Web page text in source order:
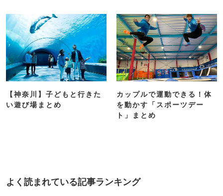
【神奈川】子どもと行きた
い遊び場まとめ
カップルで運動できる！体
を動かす「スポーツデー
ト」まとめ
よく読まれている記事ランキング